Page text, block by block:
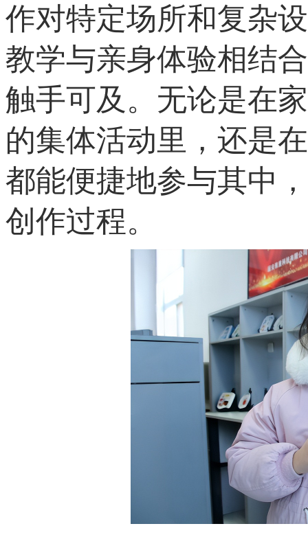
作对特定场所和复杂
教学与亲身体验相结
触手可及。无论是在
的集体活动里，还是
都能便捷地参与其中
创作过程。